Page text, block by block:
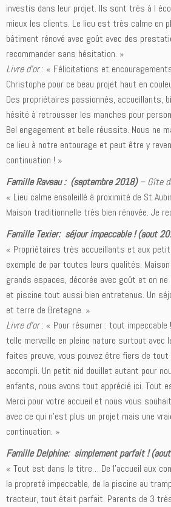
investis dans leur projet. Ils sont très à l
mieux les clients. Le lieu est très calme en
bâtiment rénové avec goût avec des
recommander sans hésitation. »
Livre d’or: « Félicitations et
Christophe pour ce beau projet haut en
Des propriétaires passionnés, accueillants,
hésité à retrousser les manches pour
Bel engagement et belle réussite. Nous ne
ce lieu à notre entourage et peut être y
continuation ! »
Famille Raveau : (septembre 2018)–Gîte
« Lieu calme ensoleillé à proximité de St
Maison traditionnelle très bien rénovée. Je
Famille Texier: séjour impeccable ! (aout
« Propriétaires très accueillants et aux
exemple de par toutes leurs qualités.
grands espaces, décorée avec goût et on
et piscine tout aussi bien entretenus. Un
et terre de Bretagne. »
Livre d’or: « Pour résumer : tout impeccable
telle merveille en pleine nature surtout avec
faites preuve, vous pouvez être fiers de tout
accompli. Un petit nid douillet autant pour
enfants, nous avons tout apprécié ici. Tout
Merci pour votre accueil et nous vous
avec ce qui n’est plus un projet mais une
continuation. »
Famille Delphine: simplement parfait !
« Tout est dans le titre… De l’accueil aux
la propreté impeccable, de la piscine au
tracteur, tout était parfait. Parents de 3